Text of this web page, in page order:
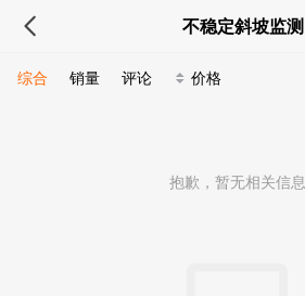
不稳定斜坡监测
综合 销量 评论 价格
抱歉，暂无相关信息